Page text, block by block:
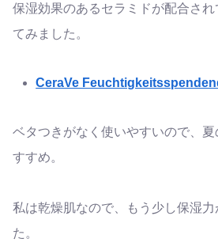
保湿効果のあるセラミドが配合さ
てみました。
CeraVe
ベタつきがなく使いやすいので、
すすめ。
私は乾燥肌なので、もう少し保湿
た。